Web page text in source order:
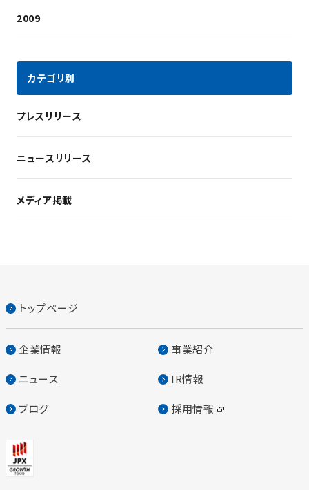
2009
カテゴリ別
プレスリリース
ニュースリリース
メディア掲載
トップページ
企業情報 事業紹介
ニュース IR情報
ブログ 採用情報